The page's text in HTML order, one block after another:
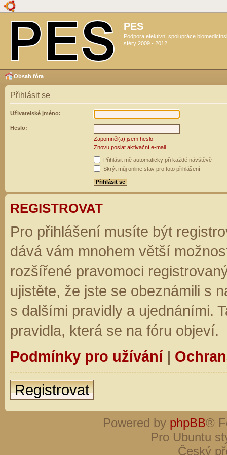
PES
Podpora efektivní spolupráce
sféry 2009 - 2012
Obsah fóra
Přihlásit se
Uživatelské jméno:
Heslo:
Zapomněl(a) jsem heslo
Znovu poslat aktivační e-mail
Přihlásit mě automaticky při každé návštěvě
Skrýt můj online stav pro toto přihlášení
REGISTROVAT
Pro přihlášení musíte být
dává vám mnohem větší
rozšířené pravomoci
ujistěte, že jste se obeznámili s
s dalšími pravidly a ujednáními.
pravidla, která se na fóru objeví.
Podmínky pro užívání|
Registrovat
Powered by phpBB®
Pro Ubuntu
Český